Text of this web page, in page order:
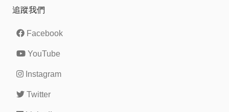
追蹤我們
Facebook
YouTube
Instagram
Twitter